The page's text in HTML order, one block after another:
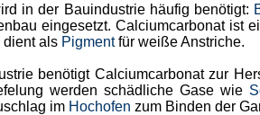
in der Bauindustrie häufig benötigt:
eingesetzt. Calciumcarbonat ist
dient als Pigmentfür weiße Anstriche.
benötigt Calciumcarbonat zur
werden schädliche Gase wie
im Hochofen zum Binden der